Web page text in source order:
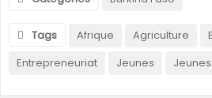
Tags Afrique Agriculture
Entrepreneuriat
Jeunes